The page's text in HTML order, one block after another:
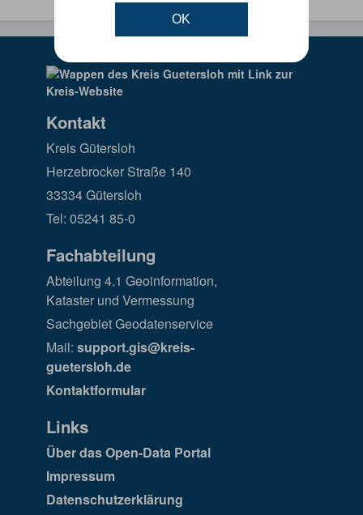
OK
Kontakt
Kreis Gütersloh
Herzebrocker Straße 140
33334 Gütersloh
Tel: 05241 85-0
Fachabteilung
Abteilung 4.1 Geoinformation,
Kataster und Vermessung
Sachgebiet Geodatenservice
Mail: support.gis@kreis-
guetersloh.de
Kontaktformular
Links
Über das Open-Data Portal
Impressum
Datenschutzerklärung